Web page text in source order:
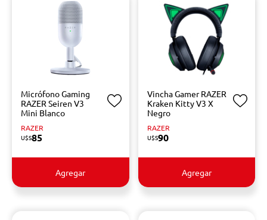
Micrófono Gaming
RAZER Seiren V3
Mini Blanco
RAZER
U$S85
Agregar
Vincha Gamer RAZER
Kraken Kitty V3 X
Negro
RAZER
U$S90
Agregar